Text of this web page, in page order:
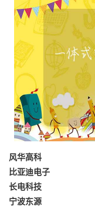
风华高科
比亚迪电子
长电科技
宁波东源